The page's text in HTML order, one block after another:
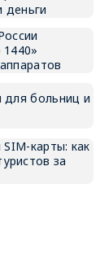
деньги
для больниц и
карты: как
за